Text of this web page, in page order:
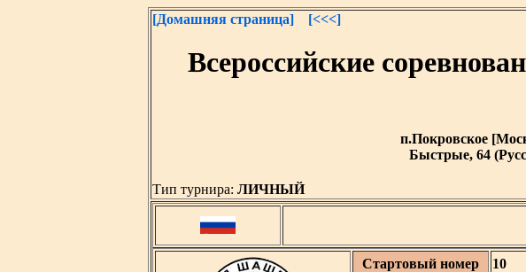
[Домашняя страница] [<<<]
Всероссийские
п.Покровское
Быстрые, 64
Тип турнира: ЛИЧНЫЙ
Стартовый номер 10